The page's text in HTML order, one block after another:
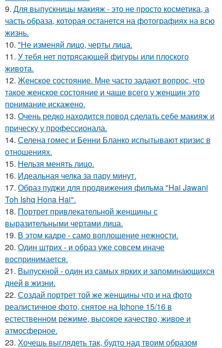
9. Для выпускницы макияж - это не просто косметика, а
часть образа, которая останется на фотографиях на всю
жизнь.
10. "Не изменяй лицо, черты лица.
11. У тебя нет потрясающей фигуры или плоского
живота.
12. Женское состояние. Мне часто задают вопрос, что
такое женское состояние и чаще всего у женщин это
понимание искажено.
13. Очень редко находится повод сделать себе макияж и
прическу у профессионала.
14. Селена гомес и Бенни Бланко испытывают кризис в
отношениях.
15. Нельзя менять лицо.
16. Идеальная челка за пару минут.
17. Образ пуджи для продвижения фильма "Hai Jawani
Toh Ishq Hona Hai".
18. Портрет привлекательной женщины с
выразительными чертами лица.
19. В этом кадре - само воплощение нежности.
20. Один штрих - и образ уже совсем иначе
воспринимается.
21. Выпускной - один из самых ярких и запоминающихся
дней в жизни.
22. Создай портрет той же женщины что и на фото
реалистичное фото, снятое на Iphone 15/16 в
естественном режиме, высокое качество, живое и
атмосферное.
23. Хочешь выглядеть так, будто над твоим образом